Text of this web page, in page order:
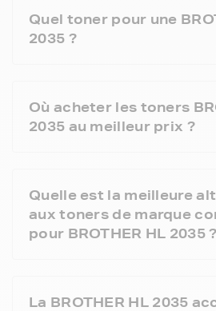
Quel toner pour une
2035 ?
Où acheter les toners
2035 au meilleur prix ?
Quelle est la meilleure
aux toners de marque
pour BROTHER HL 2035 ?
La BROTHER HL 2035